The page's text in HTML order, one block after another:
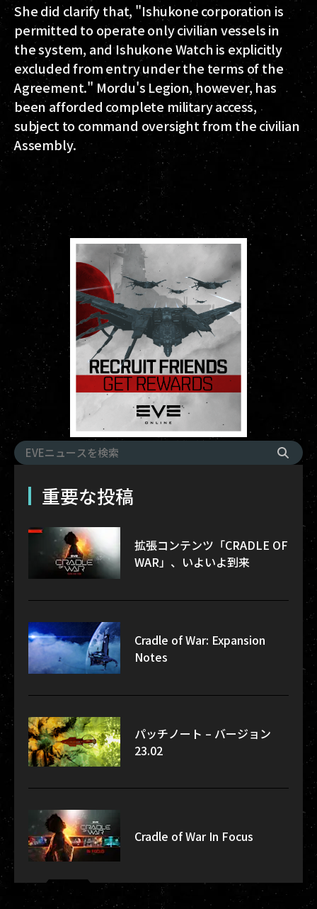
She did clarify that, "Ishukone corporation is
permitted to operate only civilian vessels in
the system, and Ishukone Watch is explicitly
excluded from entry under the terms of the
Agreement." Mordu's Legion, however, has
been afforded complete military access,
subject to command oversight from the civilian
Assembly.
重要な投稿
拡張コンテンツ「CRADLE OF
WAR」、いよいよ到来
Cradle of War: Expansion
Notes
パッチノート – バージョン
23.02
Cradle of War In Focus